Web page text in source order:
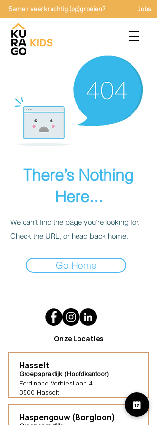
Samen veerkrachtig (op)groeien? Jobs
There’s Nothing
Here...
We can’t find the page you’re looking for.
Check the URL, or head back home.
Go Home
Onze Locaties
Hasselt
Groepspraktijk (Hoofdkantoor)
Ferdinand Verbiestlaan 4
3500 Hasselt
Haspengouw (Borgloon)